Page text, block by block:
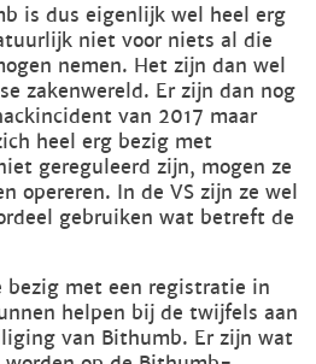
is dus eigenlijk wel heel erg
niet voor niets al die
nemen. Het zijn dan wel
zakenwereld. Er zijn dan nog
van 2017 maar
heel erg bezig met
gereguleerd zijn, mogen ze
opereren. In de VS zijn ze wel
gebruiken wat betreft de
met een registratie in
helpen bij de twijfels aan
van Bithumb. Er zijn wat